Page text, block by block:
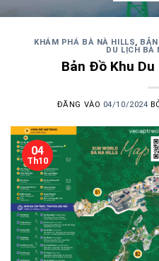
KHÁM PHÁ BÀ NÀ HILLS,
DU LỊCH BÀ
Bản Đồ Khu
ĐĂNG VÀO 04/10/2024
04
Th10